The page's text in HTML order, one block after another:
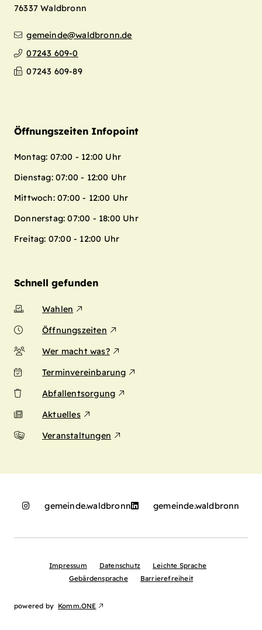
76337 Waldbronn
gemeinde@waldbronn.de
07243 609-0
07243 609-89
Öffnungszeiten Infopoint
Montag: 07:00 - 12:00 Uhr
Dienstag: 07:00 - 12:00 Uhr
Mittwoch: 07:00 - 12:00 Uhr
Donnerstag: 07:00 - 18:00 Uhr
Freitag: 07:00 - 12:00 Uhr
Schnell gefunden
Wahlen
Öffnungszeiten
Wer macht was?
Terminvereinbarung
Abfallentsorgung
Aktuelles
Veranstaltungen
gemeinde.waldbronn gemeinde.waldbronn
Impressum Datenschutz
Leichte Sprache
Gebärdensprache
Barrierefreiheit
powered by Komm.ONE